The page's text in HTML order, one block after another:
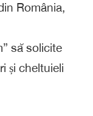
România,
să solicite
și cheltuieli